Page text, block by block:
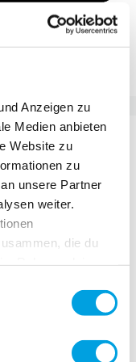
Anzeigen zu
Medien anbieten
Website zu
zu
unsere Partner
weiter.
die du
Verschluss
1 x CR1632,
Drehring